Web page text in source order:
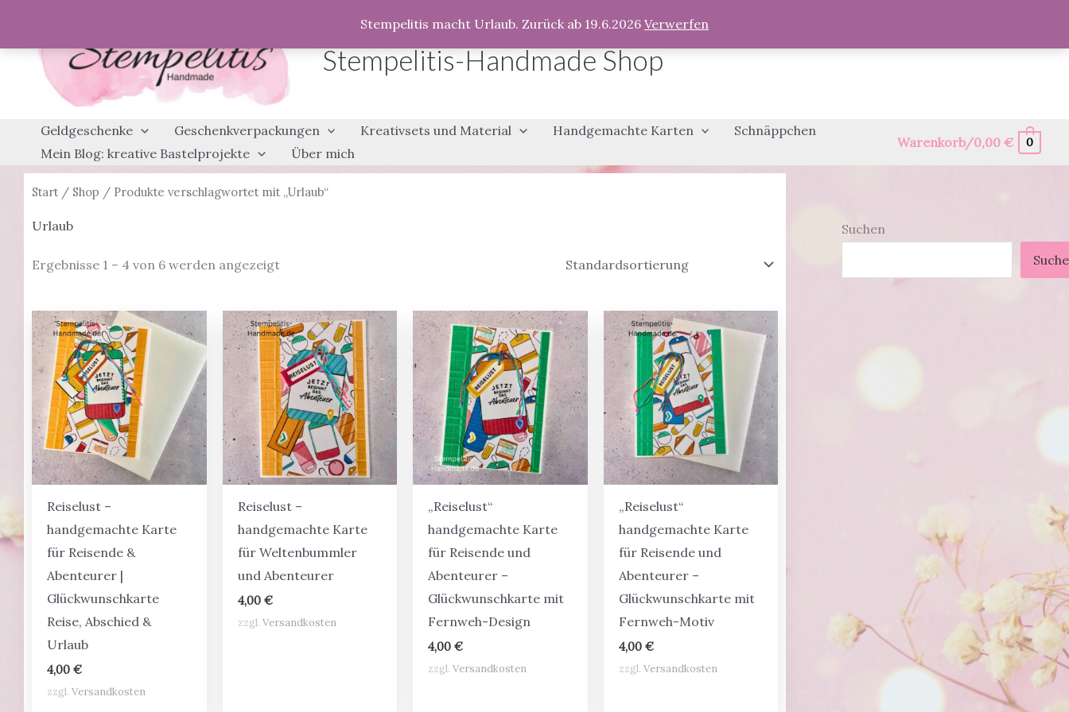
Stempelitis macht Urlaub. Zurück ab 19.6.2026 Verwerfen
springen
Stempelitis-Handmade Shop
Geldgeschenke Geschenkverpackungen Kreativsets und Material Handgemachte Karten
Schnäppchen
Mein Blog: kreative Bastelprojekte
Über mich
Warenkorb/0,00€ 0
Start / Shop / Produkte verschlagwortet mit „Urlaub“
Urlaub
Ergebnisse 1 – 4 von 6 werden angezeigt
Reiselust –
handgemachte Karte
für Reisende &
Abenteurer |
Glückwunschkarte
Reise, Abschied &
Urlaub
4,00€
zzgl.Versandkosten
Reiselust –
handgemachte Karte
für Weltenbummler
und Abenteurer
4,00 €
zzgl. Versandkosten
„Reiselust“
handgemachte Karte
für Reisende und
Abenteurer –
Glückwunschkarte mit
Fernweh-Design
4,00€
zzgl.Versandkosten
„Reiselust“
handgemachte Karte
für Reisende und
Abenteurer –
Glückwunschkarte mit
Fernweh-Motiv
4,00 €
zzgl. Versandkosten
Suchen